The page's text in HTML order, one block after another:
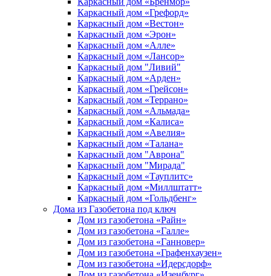
Каркасный дом «Грефорд»
Каркасный дом «Вестон»
Каркасный дом «Эрон»
Каркасный дом «Алле»
Каркасный дом «Лансор»
Каркасный дом "Ливий"
Каркасный дом «Арден»
Каркасный дом «Грейсон»
Каркасный дом «Террано»
Каркасный дом «Альмада»
Каркасный дом «Калиса»
Каркасный дом «Авелия»
Каркасный дом «Талана»
Каркасный дом "Аврона"
Каркасный дом "Мирада"
Каркасный дом «Тауплитс»
Каркасный дом «Миллштатт»
Каркасный дом «Гольдбенг»
Дома из Газобетона под ключ
Дом из газобетона «Райн»
Дом из газобетона «Галле»
Дом из газобетона «Ганновер»
Дом из газобетона «Графенхаузен»
Дом из газобетона «Идерсдорф»